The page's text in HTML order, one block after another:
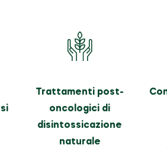
Trattamenti post-
oncologici di
disintossicazione
naturale